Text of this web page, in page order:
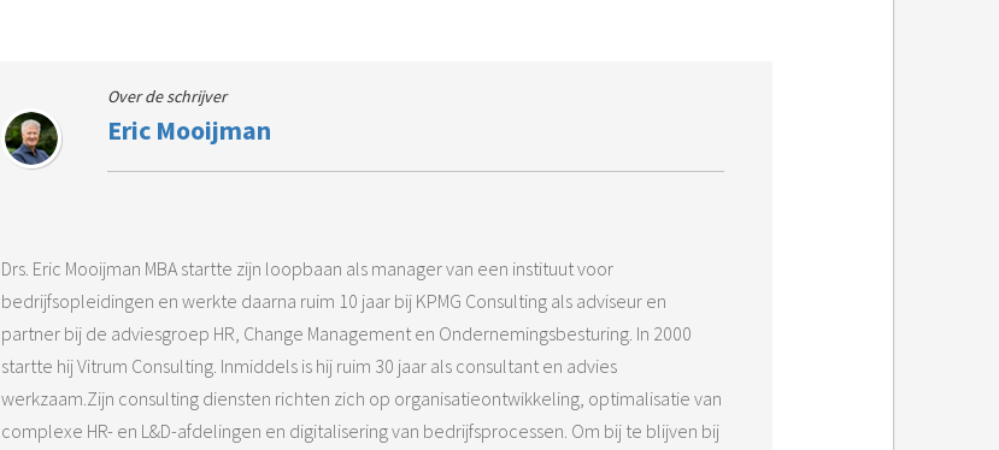
Over de schrijver
Eric Mooijman
Drs. Eric Mooijman MBA startte zijn loopbaan als manager van een instituut voor
bedrijfsopleidingen en werkte daarna ruim 10 jaar bij KPMG Consulting als adviseur en
partner bij de adviesgroep HR, Change Management en Ondernemingsbesturing. In 2000
startte hij Vitrum Consulting. Inmiddels is hij ruim 30 jaar als consultant en advies
werkzaam.Zijn consulting diensten richten zich op organisatieontwikkeling, optimalisatie van
complexe HR- en L&D-afdelingen en digitalisering van bedrijfsprocessen. Om bij te blijven bij